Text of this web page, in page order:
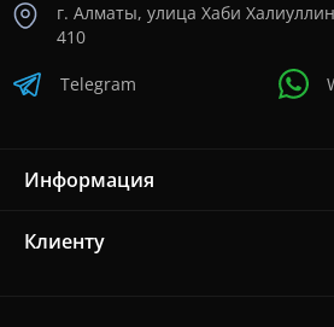
г. Алматы, улица Хаби
410
Telegram
Информация
Клиенту